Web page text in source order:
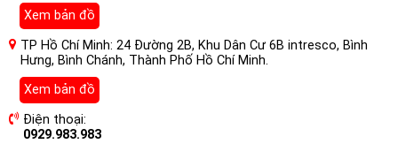
Xem bản đồ
TP Hồ Chí Minh: 24 Đường 2B, Khu Dân Cư 6B intresco, Bình
Hưng, Bình Chánh, Thành Phố Hồ Chí Minh.
Xem bản đồ
Điện thoại:
0929.983.983